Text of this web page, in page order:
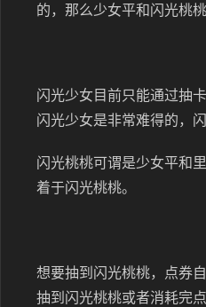
的，那么少女平和闪光桃
闪光少女目前只能通过抽
闪光少女是非常难得的，
闪光桃桃可谓是少女平和
着于闪光桃桃。
想要抽到闪光桃桃，点券
抽到闪光桃桃或者消耗完点